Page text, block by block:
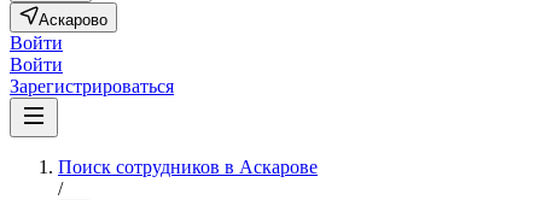
Аскарово
Войти
Войти
Зарегистрироваться
Поиск сотрудников в Аскарове
/